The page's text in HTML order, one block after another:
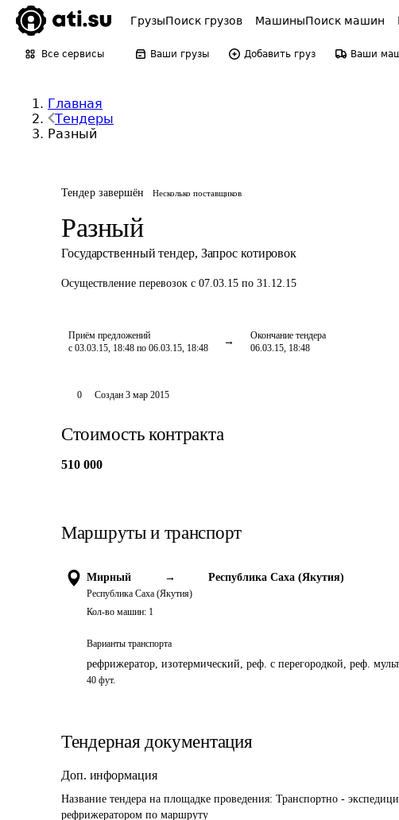
ГрузыПоиск грузов МашиныПоиск машин
Все сервисы Ваши грузы Добавить груз Ваши
Главная
Тендеры
Разный
Тендер завершён Несколько поставщиков
Разный
Государственный тендер, Запрос котировок
Осуществление перевозок с 07.03.15 по 31.12.15
Приём предложений
с 03.03.15, 18:48 по 06.03.15, 18:48
Окончание тендера
06.03.15, 18:48
0 Создан 3 мар 2015
Стоимость контракта
510 000
Маршруты и транспорт
Мирный →
Республика Саха (Якутия)
Республика Саха (Якутия)
Кол-во машин: 1
Варианты транспорта
рефрижератор, изотермический, реф. с перегородкой, реф.
40 фут.
Тендерная документация
Доп. информация
Название тендера на площадке проведения: Транспортно -
рефрижератором по маршруту